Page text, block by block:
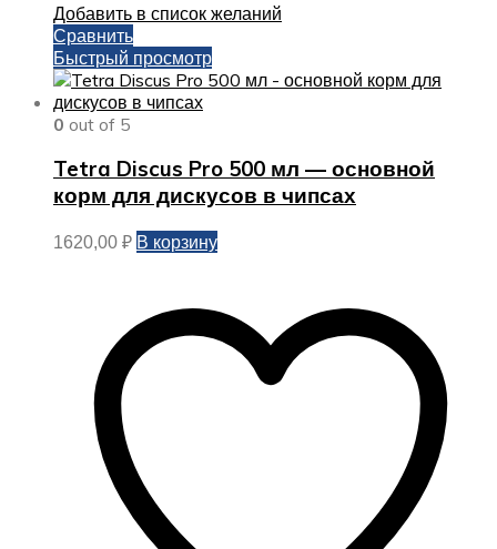
Добавить в список желаний
Сравнить
Быстрый просмотр
0 out of 5
Tetra Discus Pro 500 мл — основной
корм для дискусов в чипсах
1620,00 ₽ В корзину